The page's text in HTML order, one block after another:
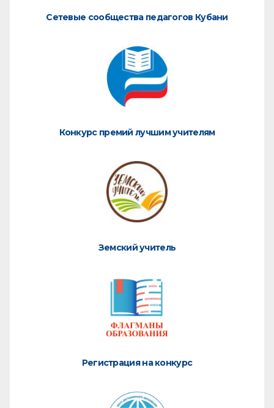
Сетевые сообщества педагогов Кубани
Конкурс премий лучшим учителям
Земский учитель
Регистрация на конкурс